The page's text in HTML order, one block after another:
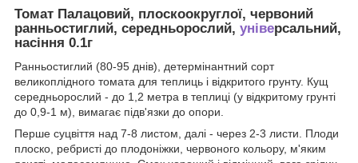
Томат Палацовий, плоскоокруглої, червоний
ранньостиглий, середньорослий, універсальний,
насіння 0.1г
Ранньостиглий (80-95 днів), детермінантний сорт
великоплідного томата для теплиць і відкритого грунту. Кущ
середньорослий - до 1,2 метра в теплиці (у відкритому грунті
до 0,9-1 м), вимагає підв'язки до опори.
Перше суцвіття над 7-8 листом, далі - через 2-3 листи. Плоди
плоско, ребристі до плодоніжки, червоного кольору, м'яким